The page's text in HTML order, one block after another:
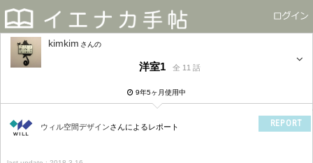
kimkim さん
洋室1 全 11 話
9年5ヶ月使用中
ウィル空間デザインさんによるレポート REPORT